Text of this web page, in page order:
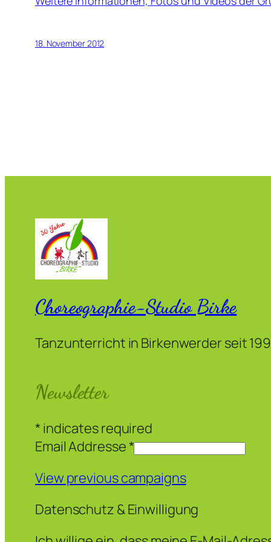
18. November 2012
Choreographie-Studio Birke
Tanzunterricht in Birkenwerder seit
Newsletter
* indicates required
Email Addresse *
View previous campaigns
Datenschutz & Einwilligung